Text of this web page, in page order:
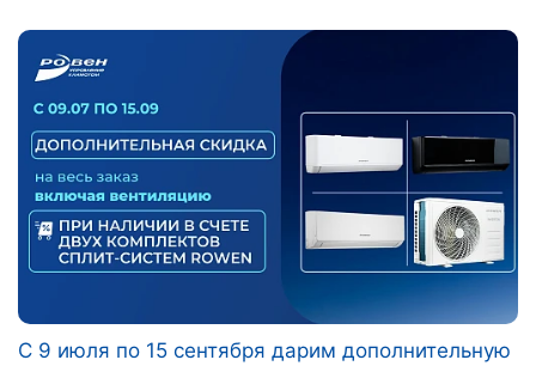
С 9 июля по 15 сентября дарим дополнительную